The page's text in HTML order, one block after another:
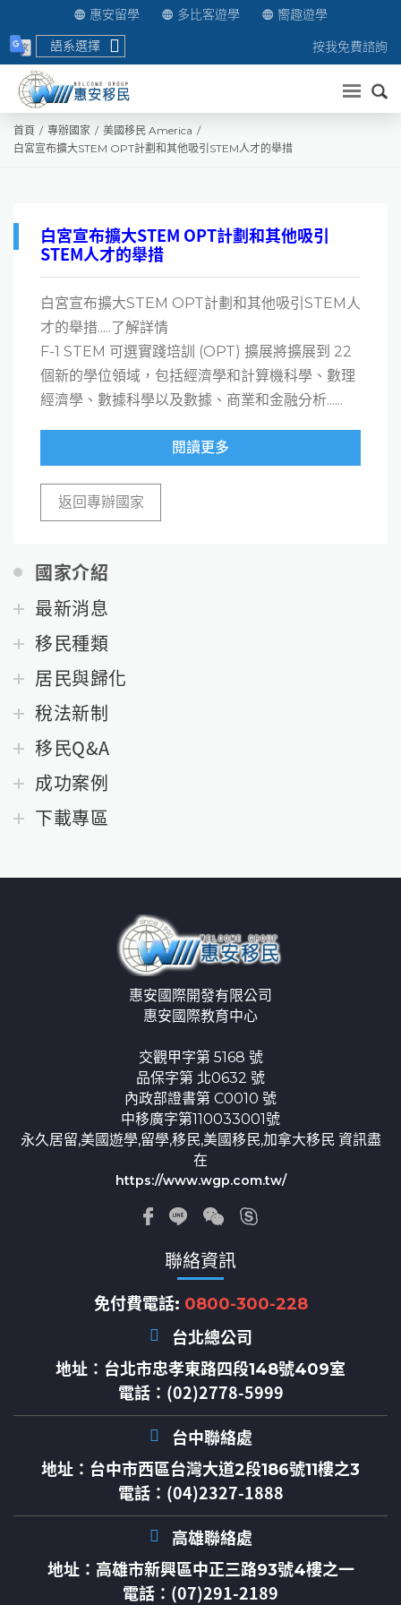
惠安留學 多比客遊學
嚮趣遊學
語系選擇
按我免費諮詢
送出
首頁 專辦國家
美國移民 America
白宮宣布擴大STEM OPT計劃和其他吸引STEM人才的舉措
國家介紹
最新消息
移民種類
居民與歸化
稅法新制
移民Q&A
成功案例
下載專區
白宮宣布擴大STEM OPT計劃和其他吸引
STEM人才的舉措
白宮宣布擴大STEM OPT計劃和其他吸引STEM人
才的舉措.....了解詳情
F-1 STEM 可選實踐培訓 (OPT) 擴展將擴展到 22
個新的學位領域，包括經濟學和計算機科學、數理
經濟學、數據科學以及數據、商業和金融分析......
閱讀更多
返回專辦國家
惠安國際開發有限公司
惠安國際教育中心
交觀甲字第 5168 號
品保字第 北0632 號
內政部證書第 C0010 號
中移廣字第110033001號
永久居留,美國遊學,留學,移民,美國移民,加拿大移民 資訊盡
在
https://www.wgp.com.tw/
聯絡資訊
免付費電話: 0800-300-228
台北總公司
地址： 台北市忠孝東路四段148號409室
電話：(02)2778-5999
台中聯絡處
地址： 台中市西區台灣大道2段186號11樓之3
電話：(04)2327-1888
高雄聯絡處
地址： 高雄市新興區中正三路93號4樓之一
電話：(07)291-2189